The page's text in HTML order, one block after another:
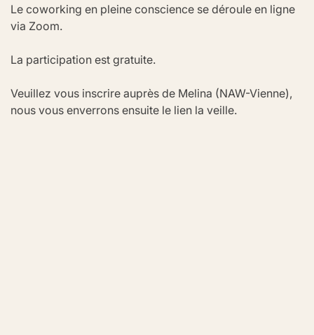
Le coworking en pleine conscience se déroule en ligne
via Zoom.
La participation est gratuite.
Veuillez vous inscrire auprès de Melina (NAW-Vienne),
nous vous enverrons ensuite le lien la veille.